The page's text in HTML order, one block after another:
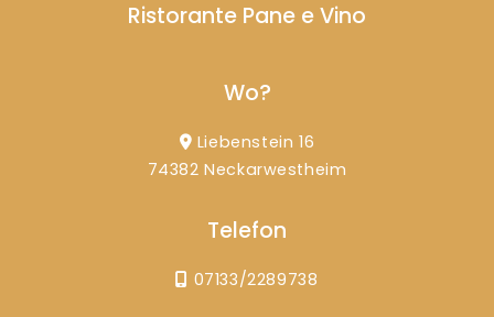
Ristorante Pane e Vino
Wo?
Liebenstein 16
74382 Neckarwestheim
Telefon
07133/2289738